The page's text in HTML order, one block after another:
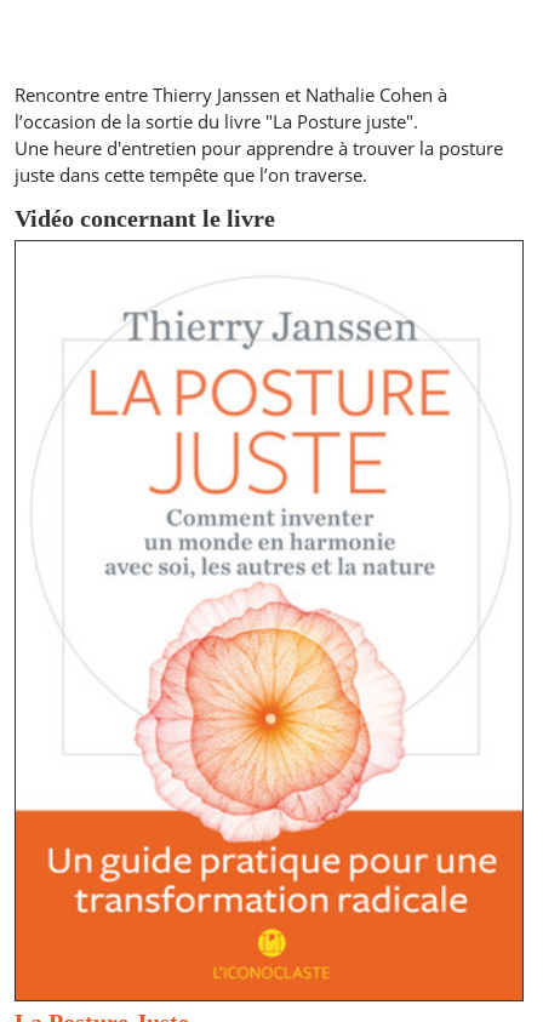
Rencontre entre Thierry Janssen et Nathalie Cohen à
l’occasion de la sortie du livre "La Posture juste".
Une heure d'entretien pour apprendre à trouver la posture
juste dans cette tempête que l’on traverse.
Vidéo concernant le livre